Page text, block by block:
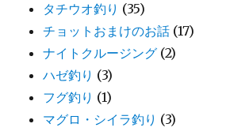
タチウオ釣り (35)
チョットおまけのお話 (17)
ナイトクルージング (2)
ハゼ釣り (3)
フグ釣り (1)
マグロ・シイラ釣り (3)